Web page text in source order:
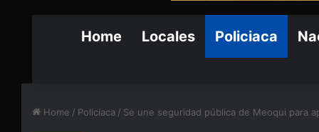
Home Locales Policiaca
Home / Policiaca / Se une seguridad pública de Meoqui para